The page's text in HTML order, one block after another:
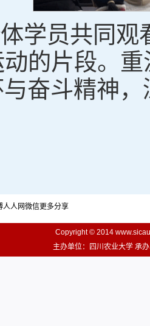
学员共同观
的片段。重
奋斗精神
人人网微信更多分享
Copyright © 2014
主办单位：四川农业大学 承